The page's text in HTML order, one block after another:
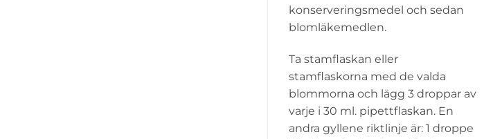
konserveringsmedel och sedan
blomläkemedlen.
Ta stamflaskan eller
stamflaskorna med de valda
blommorna och lägg 3 droppar av
varje i 30 ml. pipettflaskan. En
andra gyllene riktlinje är: 1 droppe